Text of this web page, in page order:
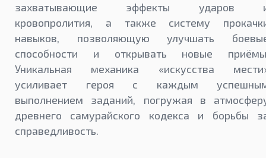
захватывающие эффекты ударов
кровопролития, а также систему
навыков, позволяющую улучшать
способности и открывать новые
Уникальная механика «искусства
усиливает героя с каждым
выполнением заданий, погружая в
древнего самурайского кодекса и борьбы
справедливость.